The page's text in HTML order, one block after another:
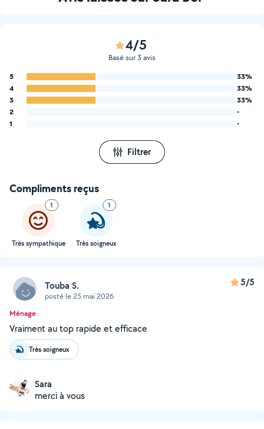
4/5
Basé sur 3 avis
5
33%
4
33%
3
33%
2
-
1
-
Filtrer
Compliments reçus
1
Très sympathique
1
Très soigneux
Touba S.
posté le 25 mai 2026
5/5
Ménage
Vraiment au top rapide et efficace
Très soigneux
Sara
merci à vous